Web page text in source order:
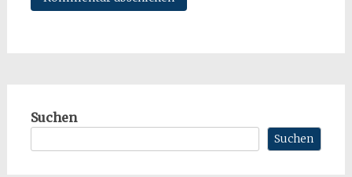
Suchen
Suchen